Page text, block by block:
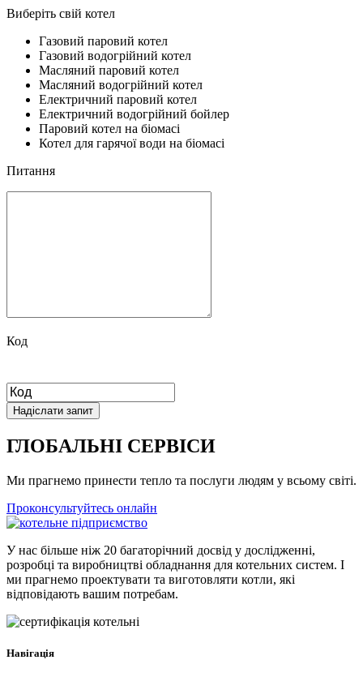
Виберіть свій котел
Газовий паровий котел
Газовий водогрійний котел
Масляний паровий котел
Масляний водогрійний котел
Електричний паровий котел
Електричний водогрійний бойлер
Паровий котел на біомасі
Котел для гарячої води на біомасі
Питання
Код
ГЛОБАЛЬНІ СЕРВІСИ
Ми прагнемо принести тепло та послуги людям у всьому світі.
Проконсультуйтесь онлайн
У нас більше ніж 20 багаторічний досвід у дослідженні,
розробці та виробництві обладнання для котельних систем. І
ми прагнемо проектувати та виготовляти котли, які
відповідають вашим потребам.
Навігація